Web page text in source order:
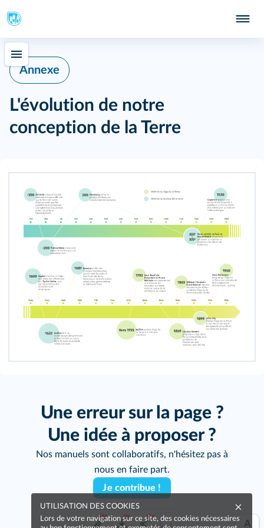
Annexe
L'évolution de notre
conception de la Terre
Une erreur sur la page ?
Une idée à proposer ?
Nos manuels sont collaboratifs, n'hésitez pas à
nous en faire part.
Je contribue !
UTILISATION DES COOKIES
Lors de votre navigation sur ce site, des cookies nécessaires